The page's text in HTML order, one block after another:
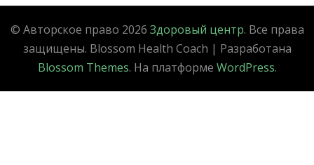
© Авторское право 2026 Здоровый центр. Все права
защищены. Blossom Health Coach | Разработана
Blossom Themes. На платформе WordPress.